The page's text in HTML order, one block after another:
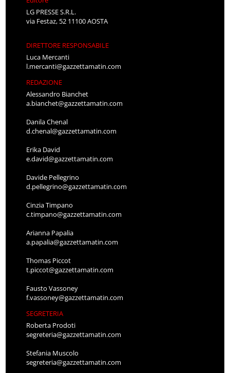
LG PRESSE S.R.L.
via Festaz, 52 11100 AOSTA
DIRETTORE RESPONSABILE
Luca Mercanti
l.mercanti@gazzettamatin.com
REDAZIONE
Alessandro Bianchet
a.bianchet@gazzettamatin.com
Danila Chenal
d.chenal@gazzettamatin.com
Erika David
e.david@gazzettamatin.com
Davide Pellegrino
d.pellegrino@gazzettamatin.com
Cinzia Timpano
c.timpano@gazzettamatin.com
Arianna Papalia
a.papalia@gazzettamatin.com
Thomas Piccot
t.piccot@gazzettamatin.com
Fausto Vassoney
f.vassoney@gazzettamatin.com
SEGRETERIA
Roberta Prodoti
segreteria@gazzettamatin.com
Stefania Muscolo
segreteria@gazzettamatin.com